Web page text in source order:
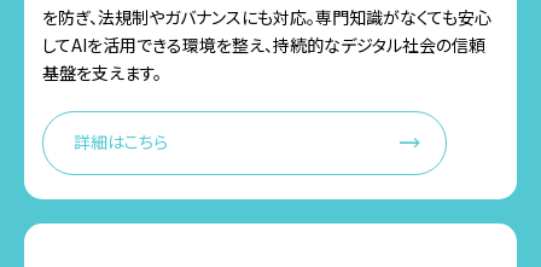
を防ぎ、法規制やガバナンスにも対応。専門知識がなくても安心
してAIを活用できる環境を整え、持続的なデジタル社会の信頼
基盤を支えます。
詳細はこちら